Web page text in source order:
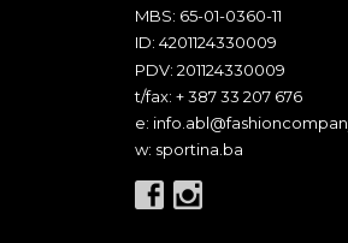
MBS: 65-01-0360-11
ID: 4201124330009
PDV: 201124330009
t/fax: + 387 33 207 676
e:
w: sportina.ba